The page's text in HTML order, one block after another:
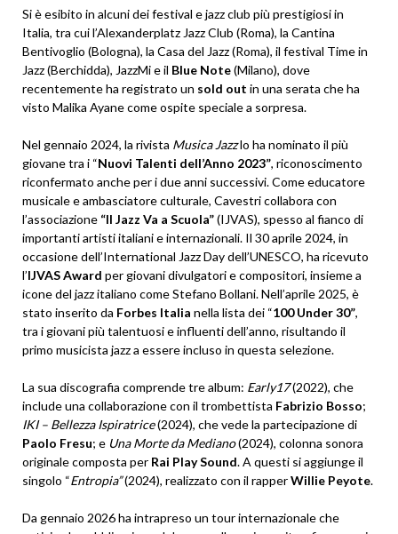
Si è esibito in alcuni dei festival e jazz club più prestigiosi in
Italia, tra cui l’Alexanderplatz Jazz Club (Roma), la Cantina
Bentivoglio (Bologna), la Casa del Jazz (Roma), il festival Time in
Jazz (Berchidda), JazzMi e il Blue Note(Milano), dove
recentemente ha registrato un sold out in una serata che ha
visto Malika Ayane come ospite speciale a sorpresa.
Nel gennaio 2024, la rivista Musica Jazzlo ha nominato il più
giovane tra i “Nuovi Talenti dell’Anno 2023”, riconoscimento
riconfermato anche per i due anni successivi. Come educatore
musicale e ambasciatore culturale, Cavestri collabora con
l’associazione “Il Jazz Va a Scuola”(IJVAS), spesso al fianco di
importanti artisti italiani e internazionali. Il 30 aprile 2024, in
occasione dell’International Jazz Day dell’UNESCO, ha ricevuto
l’IJVAS Award per giovani divulgatori e compositori, insieme a
icone del jazz italiano come Stefano Bollani. Nell’aprile 2025, è
stato inserito da Forbes Italia nella lista dei “100 Under 30”,
tra i giovani più talentuosi e influenti dell’anno, risultando il
primo musicista jazz a essere incluso in questa selezione.
La sua discografia comprende tre album: Early17(2022), che
include una collaborazione con il trombettista Fabrizio Bosso;
IKI – Bellezza Ispiratrice(2024), che vede la partecipazione di
Paolo Fresu; e Una Morte da Mediano(2024), colonna sonora
originale composta per Rai Play Sound. A questi si aggiunge il
singolo “Entropia”(2024), realizzato con il rapperWillie Peyote.
Da gennaio 2026 ha intrapreso un tour internazionale che